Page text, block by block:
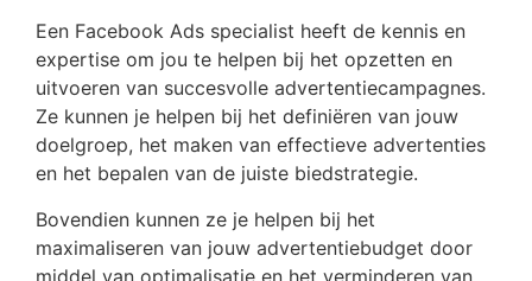
Een Facebook Ads specialist heeft de kennis en
expertise om jou te helpen bij het opzetten en
uitvoeren van succesvolle advertentiecampagnes.
Ze kunnen je helpen bij het definiëren van jouw
doelgroep, het maken van effectieve advertenties
en het bepalen van de juiste biedstrategie.
Bovendien kunnen ze je helpen bij het
maximaliseren van jouw advertentiebudget door
middel van optimalisatie en het verminderen van